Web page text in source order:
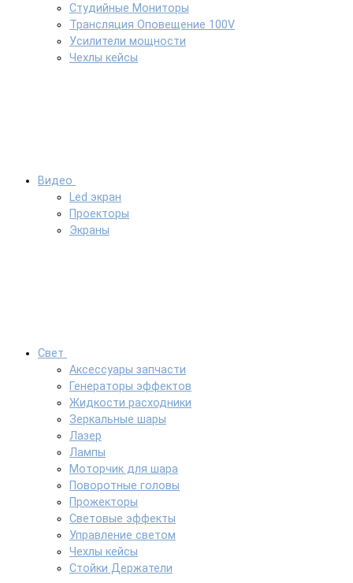
Студийные Мониторы
Трансляция Оповещение 100V
Усилители мощности
Чехлы кейсы
Видео
Led экран
Проекторы
Экраны
Свет
Аксессуары запчасти
Генераторы эффектов
Жидкости расходники
Зеркальные шары
Лазер
Лампы
Моторчик для шара
Поворотные головы
Прожекторы
Световые эффекты
Управление светом
Чехлы кейсы
Стойки Держатели